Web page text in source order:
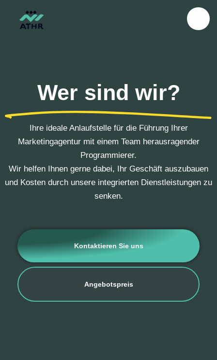
Wer sind wir?
Ihre ideale Anlaufstelle für die Führung Ihrer
Marketingagentur mit einem Team herausragender
Programmierer.
Wir helfen Ihnen gerne dabei, Ihr Geschäft auszubauen
und Kosten durch unsere integrierten Dienstleistungen zu
senken.
Kontaktieren Sie uns
Angebotspreis